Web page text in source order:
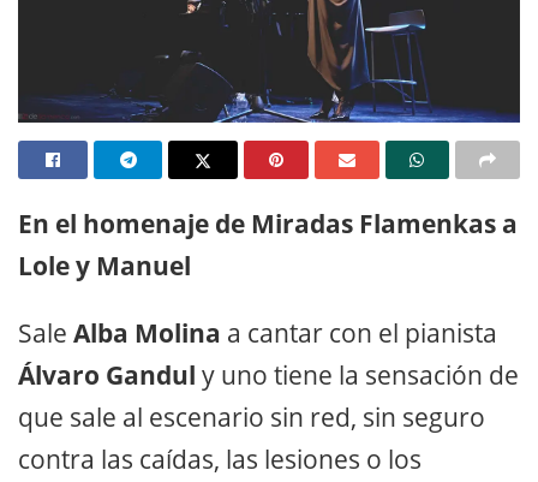
En el homenaje de Miradas Flamenkas a
Lole y Manuel
Sale Alba Molina a cantar con el pianista
Álvaro Gandul y uno tiene la sensación de
que sale al escenario sin red, sin seguro
contra las caídas, las lesiones o los